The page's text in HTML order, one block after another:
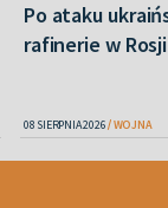
Po ataku
rafinerie w Rosji
08 SIERPNIA 2026 WOJNA